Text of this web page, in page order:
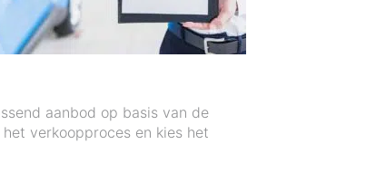
aanbod op basis van de
verkoopproces en kies het